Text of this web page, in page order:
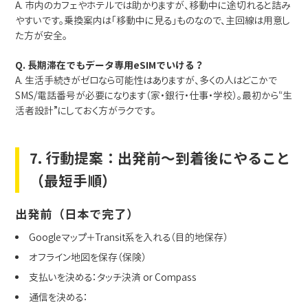
A. 市内のカフェやホテルでは助かりますが、移動中に途切れると詰み
やすいです。乗換案内は「移動中に見る」ものなので、主回線は用意し
た方が安全。
Q. 長期滞在でもデータ専用eSIMでいける？
A. 生活手続きがゼロなら可能性はありますが、多くの人はどこかで
SMS/電話番号が必要になります（家・銀行・仕事・学校）。最初から“生
活者設計”にしておく方がラクです。
7. 行動提案：出発前〜到着後にやること
（最短手順）
出発前（日本で完了）
Googleマップ＋Transit系を入れる（目的地保存）
オフライン地図を保存（保険）
支払いを決める：タッチ決済 or Compass
通信を決める：